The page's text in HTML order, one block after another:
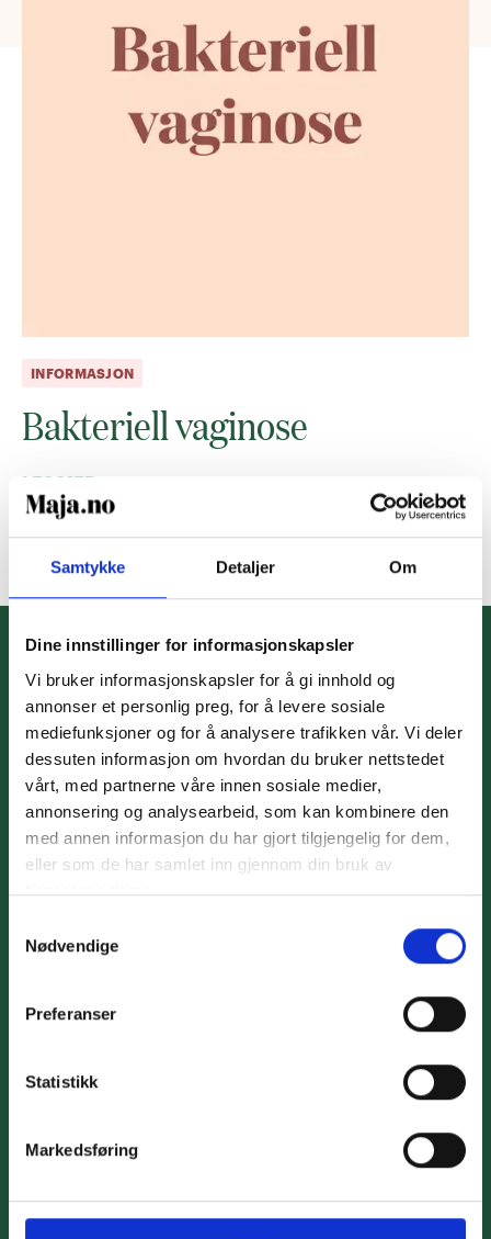
Samtykke Detaljer Om
Dine innstillinger for informasjonskapsler
Vi bruker informasjonskapsler for å gi innhold og
annonser et personlig preg, for å levere sosiale
mediefunksjoner og for å analysere trafikken vår. Vi deler
dessuten informasjon om hvordan du bruker nettstedet
vårt, med partnerne våre innen sosiale medier,
annonsering og analysearbeid, som kan kombinere den
med annen informasjon du har gjort tilgjengelig for dem,
eller som de har samlet inn gjennom din bruk av
tjenestene deres.
Nødvendige
Preferanser
Statistikk
Markedsføring
INFORMASJON
Bakteriell vaginose
LES MER
Har du spørsmål?
Spørsmål og svar
Chat med oss mellom kl. 8–16 på arbeidsdager. Du kan
TJENESTER
+